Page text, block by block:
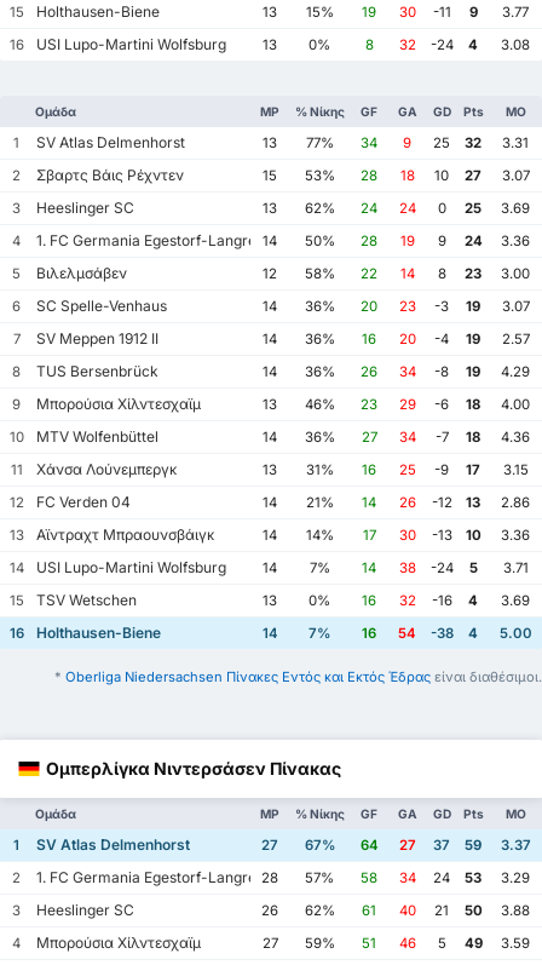
15
Holthausen-Biene 13 15% 19 30 -11 9
3.77
16
USI Lupo-Martini Wolfsburg 13 0% 8 32 -24 4 3.08
Ομάδα MP % Νίκης GF GA GD Pts ΜΟ
1 SV Atlas Delmenhorst 13 77% 34 9 25 32
3.31
2
Σβαρτς Βάις Ρέχντεν 15 53% 28 18 10 27
3.07
3
Heeslinger SC 13 62% 24 24 0 25
3.69
4
1. FC Germania Egestorf-Langreder
14 50% 28 19 9 24
3.36
5
Βιλελμσάβεν 12 58% 22 14 8 23
3.00
6
SC Spelle-Venhaus 14 36% 20 23 -3 19
3.07
7
SV Meppen 1912 II 14 36% 16 20 -4 19
2.57
8
TUS Bersenbrück 14 36% 26 34 -8 19
4.29
9
Μπορούσια Χίλντεσχαϊμ 13 46% 23 29 -6 18
4.00
10
MTV Wolfenbüttel 14 36% 27 34 -7 18
4.36
11
Χάνσα Λούνεμπεργκ 13 31% 16 25 -9 17
3.15
12
FC Verden 04 14 21% 14 26 -12 13
2.86
13
Αϊντραχτ Μπραουνσβάιγκ 14 14% 17 30 -13 10
3.36
14
USI Lupo-Martini Wolfsburg 14 7% 14 38 -24 5
3.71
15
TSV Wetschen 13 0% 16 32 -16 4
3.69
16
Holthausen-Biene 14 7% 16 54 -38 4 5.00
* Oberliga Niedersachsen Πίνακες Εντός και Εκτός Έδρας είναι διαθέσιμοι.
Ομπερλίγκα Νιντερσάσεν Πίνακας
Ομάδα MP % Νίκης GF GA GD Pts ΜΟ
1 SV Atlas Delmenhorst 27 67% 64 27 37 59
3.37
2
1. FC Germania Egestorf-Langreder
28 57% 58 34 24 53
3.29
3
Heeslinger SC 26 62% 61 40 21 50
3.88
4
Μπορούσια Χίλντεσχαϊμ 27 59% 51 46 5 49
3.59